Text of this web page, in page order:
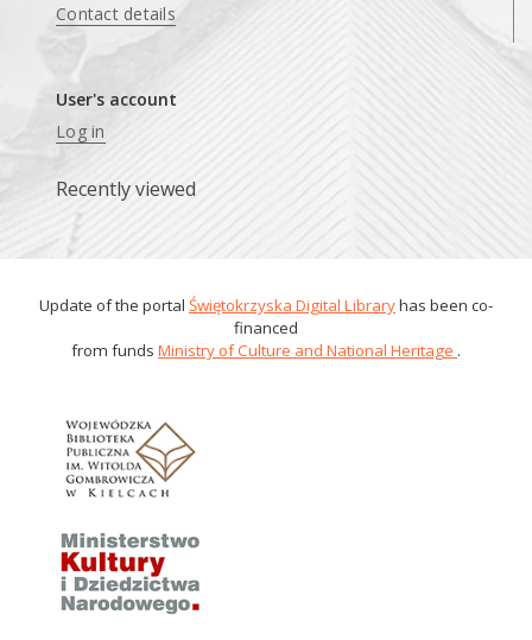
Contact details
User's account
Log in
Recently viewed
Update of the portal Świętokrzyska Digital Libraryhas been co-
financed
from funds Ministry of Culture and National Heritage .